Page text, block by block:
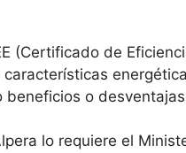
(Certificado de
beneficios o
lo requiere el